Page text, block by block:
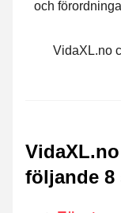
och
VidaXL.no
följande 8